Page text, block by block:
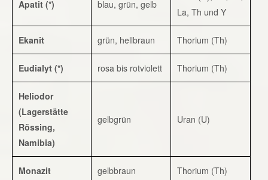
Apatit (*) blau, grün, gelb
La, Th und Y
Ekanit grün, hellbraun Thorium (Th)
Eudialyt (*) rosa bis rotviolett Thorium (Th)
Heliodor
(Lagerstätte
Rössing,
Namibia)
gelbgrün Uran (U)
Monazit gelbbraun Thorium (Th)